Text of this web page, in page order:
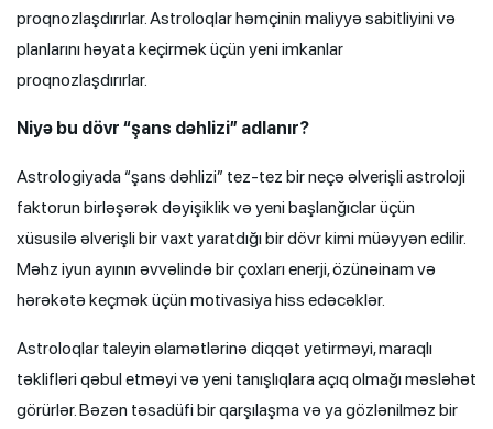
proqnozlaşdırırlar. Astroloqlar həmçinin maliyyə sabitliyini və
planlarını həyata keçirmək üçün yeni imkanlar
proqnozlaşdırırlar.
Niyə bu dövr “şans dəhlizi” adlanır?
Astrologiyada “şans dəhlizi” tez-tez bir neçə əlverişli astroloji
faktorun birləşərək dəyişiklik və yeni başlanğıclar üçün
xüsusilə əlverişli bir vaxt yaratdığı bir dövr kimi müəyyən edilir.
Məhz iyun ayının əvvəlində bir çoxları enerji, özünəinam və
hərəkətə keçmək üçün motivasiya hiss edəcəklər.
Astroloqlar taleyin əlamətlərinə diqqət yetirməyi, maraqlı
təklifləri qəbul etməyi və yeni tanışlıqlara açıq olmağı məsləhət
görürlər. Bəzən təsadüfi bir qarşılaşma və ya gözlənilməz bir